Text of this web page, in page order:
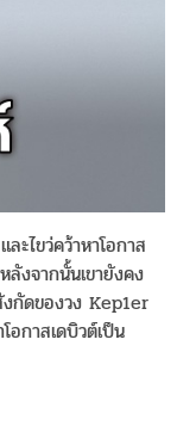
ะไขว่คว้าหาโอกาส
งจากนั้นเขายังคง
กัดของวง Kep1er
อกาสเดบิวต์เป็น